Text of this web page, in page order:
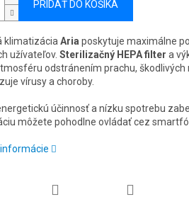
PRIDAŤ DO KOŠÍKA
klimatizáciaAria poskytuje maximálne
užívateľov. Sterilizačný HEPA filter a
odstránením prachu, škodlivých
vírusy a choroby.
účinnosť a nízku spotrebu
môžete pohodlne ovládať cez